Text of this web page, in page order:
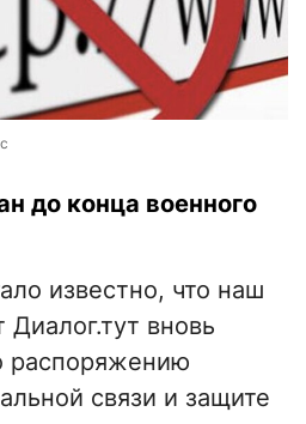
до конца военного
известно, что наш
Диалог.тут вновь
распоряжению
связи и защите